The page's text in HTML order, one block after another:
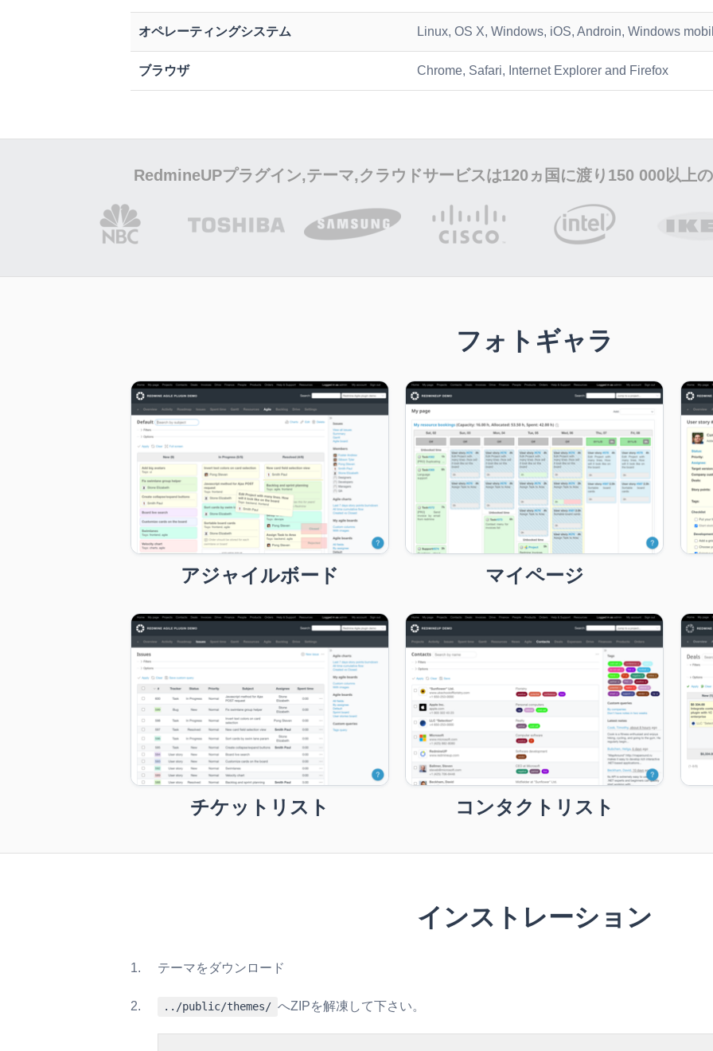
オペレーティングシステム Linux, OS X, Windows, iOS, Androin, Windows
ブラウザ Chrome, Safari, Internet Explorer and Firefox
RedmineUPプラグイン,テーマ,クラウドサービスは120ヵ国に渡り 150 000以上
フォトギャラ
アジャイルボード マイページ
チケットリスト コンタクトリスト
インストレーション
テーマをダウンロード
../public/themes/ へZIPを解凍して下さい。